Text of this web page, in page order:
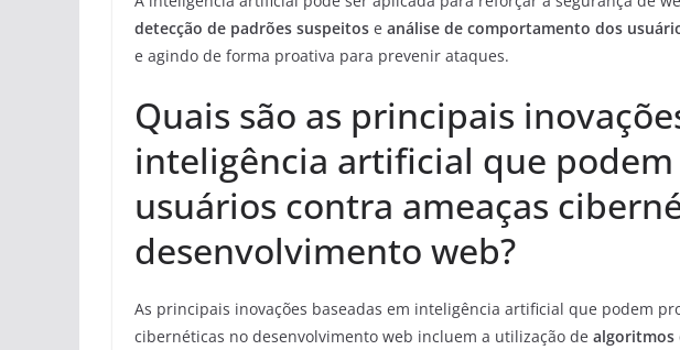
detecção de padrões suspeitos e análise de comportamento dos
e agindo de forma proativa para prevenir ataques.
Quais são as principais
inteligência artificial que
usuários contra ameaças
desenvolvimento web?
As principais inovações baseadas em inteligência artificial que podem
cibernéticas no desenvolvimento web incluem a utilização de algoritmos